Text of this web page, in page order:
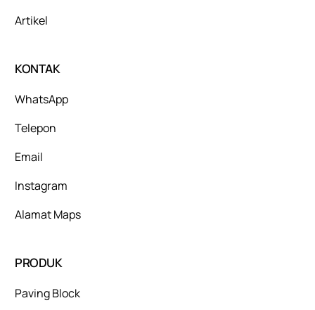
Artikel
KONTAK
WhatsApp
Telepon
Email
Instagram
Alamat Maps
PRODUK
Paving Block